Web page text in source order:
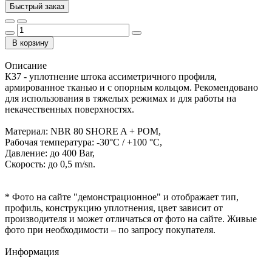
Быстрый заказ
В корзину
Описание
К37 - уплотнение штока ассиметричного профиля,
армированное тканью и c опорным кольцом. Рекомендовано
для использования в тяжелых режимах и для работы на
некачественных поверхностях.
Материал: NBR 80 SHORE A + POM,
Рабочая температура: -30°C / +100 °C,
Давление: до 400 Bar,
Скорость: до 0,5 m/sn.
* Фото на сайте "демонстрационное" и отображает тип,
профиль, конструкцию уплотнения, цвет зависит от
производителя и может отличаться от фото на сайте. Живые
фото при необходимости – по запросу покупателя.
Информация